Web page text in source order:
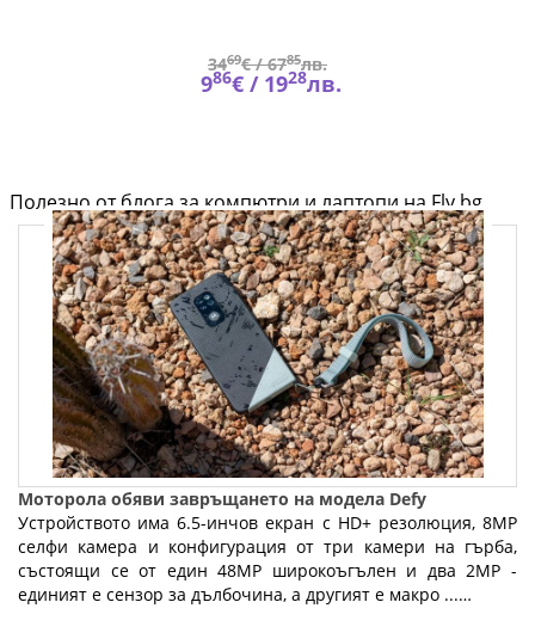
3469€ /6785лв.
986€ / 1928лв.
Полезно от блога за компютри и лаптопи на Fly.bg
Моторола обяви завръщането на модела Defy
Устройството има 6.5-инчов екран с HD+ резолюция, 8MP
селфи камера и конфигурация от три камери на гърба,
състоящи се от един 48MP широкоъгълен и два 2MP -
единият е сензор за дълбочина, а другият е макро ...…